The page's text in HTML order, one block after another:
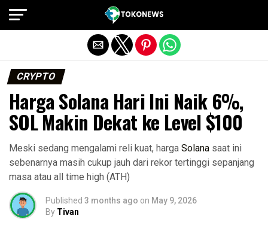
CRYPTO
Harga Solana Hari Ini Naik 6%,
SOL Makin Dekat ke Level $100
Meski sedang mengalami reli kuat, harga Solana saat ini
sebenarnya masih cukup jauh dari rekor tertinggi sepanjang
masa atau all time high (ATH)
Published 3 months ago on May 9, 2026
By Tivan
Exit mobile version